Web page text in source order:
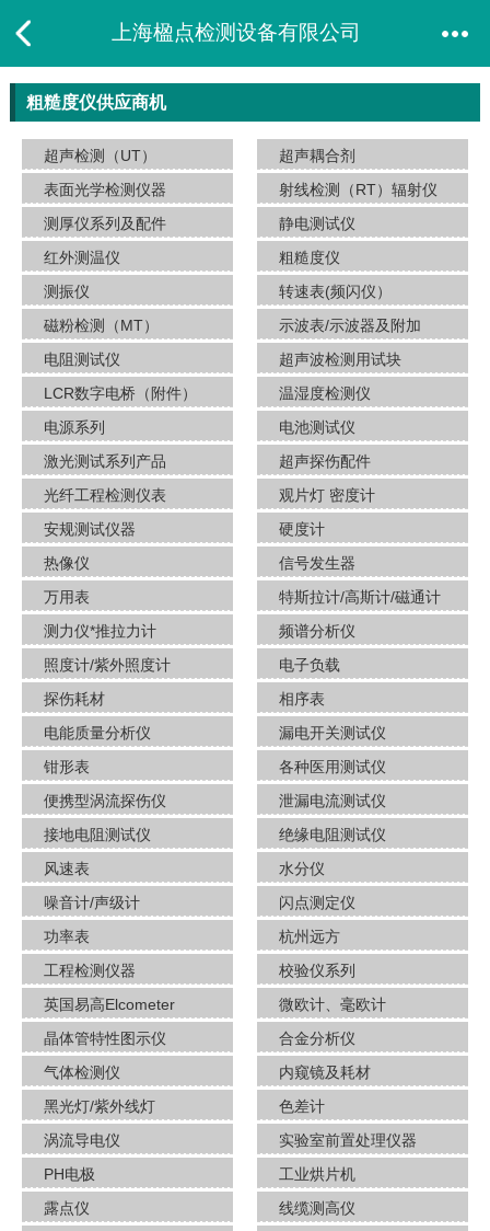
上海楹点检测设备有限公司
粗糙度仪供应商机
超声检测（UT）
超声耦合剂
表面光学检测仪器
射线检测（RT）辐射仪
测厚仪系列及配件
静电测试仪
红外测温仪
粗糙度仪
测振仪
转速表(频闪仪）
磁粉检测（MT）
示波表/示波器及附加
电阻测试仪
超声波检测用试块
LCR数字电桥（附件）
温湿度检测仪
电源系列
电池测试仪
激光测试系列产品
超声探伤配件
光纤工程检测仪表
观片灯 密度计
安规测试仪器
硬度计
热像仪
信号发生器
万用表
特斯拉计/高斯计​/磁通计
测力仪*推拉力计
频谱分析仪
照度计/紫外照度计
电子负载
探伤耗材
相序表
电能质量分析仪
漏电开关测试仪
钳形表
各种医用测试仪
便携型涡流探伤仪
泄漏电流测试仪
接地电阻测试仪
绝缘电阻测试仪
风速表
水分仪
噪音计/声级计
闪点测定仪
功率表
杭州远方
工程检测仪器
校验仪系列
英国易高Elcometer
微欧计、毫欧计
晶体管特性图示仪
合金分析仪
气体检测仪
内窥镜及耗材
黑光灯/紫外线灯
色差计
涡流导电仪
实验室前置处理仪器
PH电极
工业烘片机
露点仪
线缆测高仪